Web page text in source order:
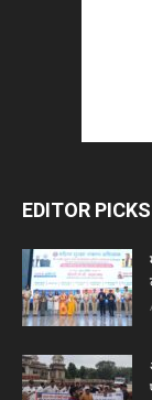
EDITOR PICKS